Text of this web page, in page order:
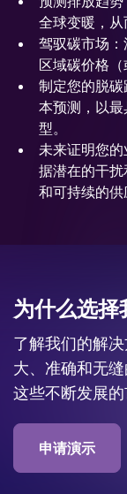
全球变暖，从
驾驭碳市场
区域碳价格（
制定您的脱
本预测，以
型。
未来证明您
据潜在的干
和可持续的供
为什么选择
了解我们的解
大、准确和无
这些不断发展
申请演示